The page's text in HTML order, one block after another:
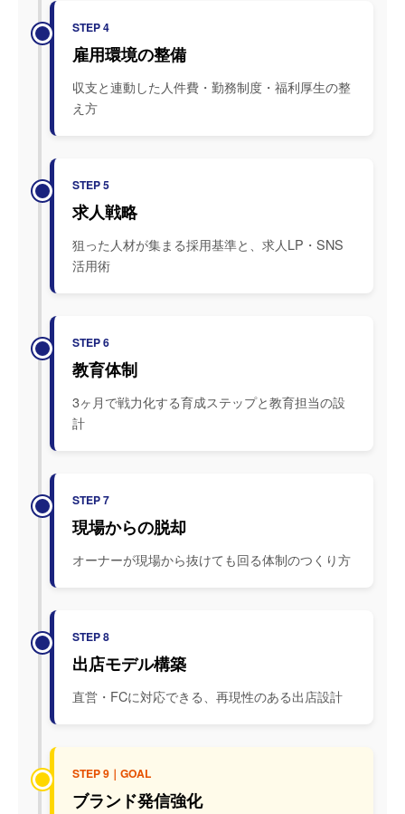
STEP 4
雇用環境の整備
収支と連動した人件費・勤務制度・福利厚生の整
え方
STEP 5
求人戦略
狙った人材が集まる採用基準と、求人LP・SNS
活用術
STEP 6
教育体制
3ヶ月で戦力化する育成ステップと教育担当の設
計
STEP 7
現場からの脱却
オーナーが現場から抜けても回る体制のつくり方
STEP 8
出店モデル構築
直営・FCに対応できる、再現性のある出店設計
STEP 9｜GOAL
ブランド発信強化